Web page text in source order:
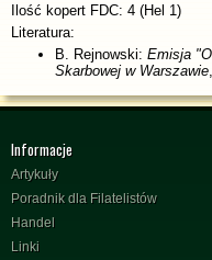
Ilość kopert FDC: 4 (Hel 1)
Literatura:
B. Rejnowski: Emisja
Skarbowej w Warszawie
Informacje
Artykuły
Poradnik dla Filatelistów
Handel
Linki